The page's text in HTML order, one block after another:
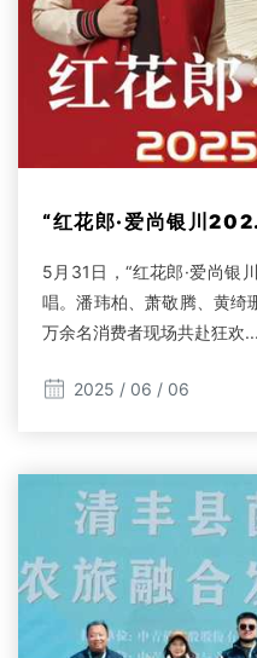
“红花郎·爱尚银川
5月31日，“红花郎·爱尚银
唱。潘玮柏、萧敬腾、黄绮
万余名消费者现场共赴狂欢...
2025 / 06 / 06